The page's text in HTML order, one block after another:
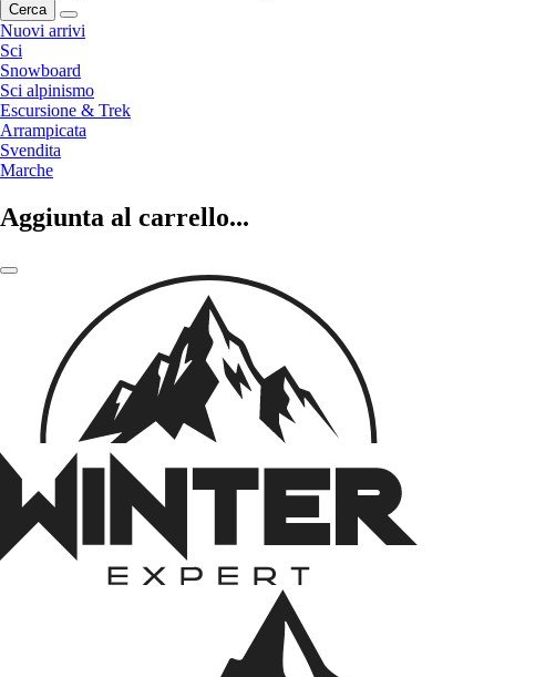
Cerca
Nuovi arrivi
Sci
Snowboard
Sci alpinismo
Escursione & Trek
Arrampicata
Svendita
Marche
Aggiunta al carrello...